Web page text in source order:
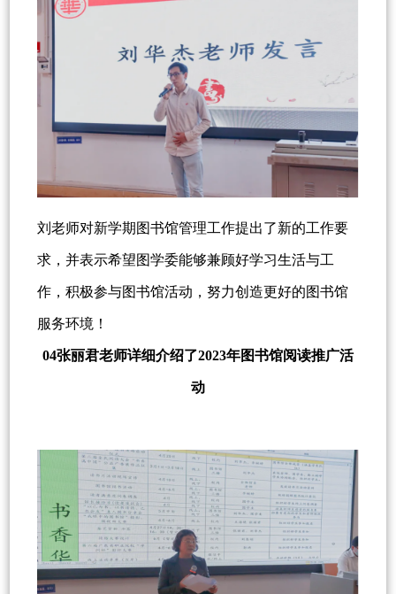
刘老师对新学期图书馆管理工作提出了新的工作要
求，并表示希望图学委能够兼顾好学习生活与工
作，积极参与图书馆活动，努力创造更好的图书馆
服务环境！
04张丽君老师详细介绍了2023年图书馆阅读推广活
动